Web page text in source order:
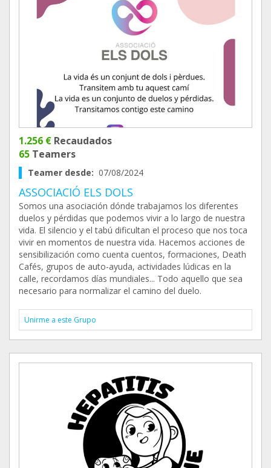
1.256 € Recaudados
65 Teamers
Teamer desde: 07/08/2024
ASSOCIACIÓ ELS DOLS
Somos una asociación dónde trabajamos los diferentes
duelos y pérdidas que podemos vivir a lo largo de nuestra
vida. El silencio y el tabú dificultan el proceso que nos toca
vivir en momentos de nuestra vida. Hacemos acciones de
sensibilización como cuenta cuentos, formaciones, Death
Cafés, grupos de auto-ayuda, actividades lúdicas en la
calle, recordamos días mundiales... Todo aquello que sea
necesario para normalizar el camino del duelo.
Unirme a este Grupo